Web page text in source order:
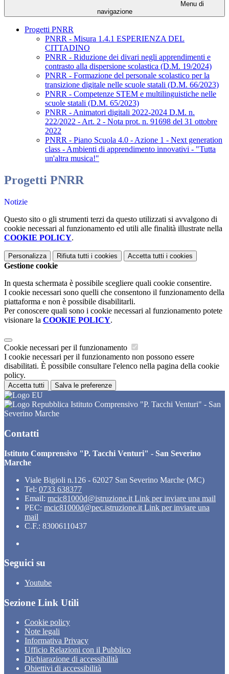
Menu di
navigazione
Progetti PNRR
PNRR - Misura 1.4.1 ESPERIENZA DEL
CITTADINO
PNRR - Riduzione dei divari negli apprendimenti e
contrasto alla dispersione scolastica (D.M. 19/2024)
PNRR - Formazione del personale scolastico per la
transizione digitale nelle scuole statali (D.M. 66/2023)
PNRR - Competenze STEM e multilinguistiche nelle
scuole statali (D.M. 65/2023)
PNRR - Animatori digitali 2022-2024 D.M. n.
222/2022 - Art. 2 - Nota prot. n. 91698 del 31 ottobre
2022
PNRR - Piano Scuola 4.0 - Azione 1 - Next generation
class - Ambienti di apprendimento innovativi - "Tutta
un'altra musica!"
Progetti PNRR
Notizie
Questo sito o gli strumenti terzi da questo utilizzati si avvalgono di
cookie necessari al funzionamento ed utili alle finalità illustrate nella
COOKIE POLICY.
Personalizza Rifiuta tutti i cookies Accetta tutti i cookies
Gestione cookie
In questa schermata è possibile scegliere quali cookie consentire.
I cookie necessari sono quelli che consentono il funzionamento della
piattaforma e non è possibile disabilitarli.
Per conoscere quali sono i cookie necessari al funzionamento potete
visionare la COOKIE POLICY.
Cookie necessari per il funzionamento
I cookie necessari per il funzionamento non possono essere
disabilitati. È possibile consultare l'elenco nella pagina della cookie
policy.
Accetta tutti Salva le preferenze
Istituto Comprensivo "P. Tacchi Venturi" - San
Severino Marche
Contatti
Istituto Comprensivo "P. Tacchi Venturi" - San Severino
Marche
Viale Bigioli n.126 - 62027 San Severino Marche (MC)
Tel: 0733 638377
Email: mcic81000d@istruzione.it Link per inviare una mail
PEC: mcic81000d@pec.istruzione.it Link per inviare una
mail
C.F.: 83006110437
Seguici su
Youtube
Sezione Link Utili
Cookie policy
Note legali
Informativa Privacy
Ufficio Relazioni con il Pubblico
Dichiarazione di accessibilità
Obiettivi di accessibilità